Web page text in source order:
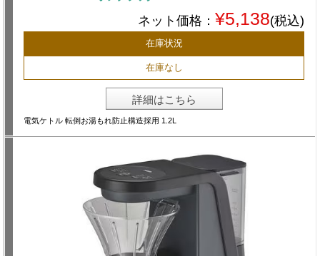
ネット価格： ¥5,138(税込)
在庫状況
在庫なし
詳細はこちら
電気ケトル 転倒お湯もれ防止構造採用 1.2L